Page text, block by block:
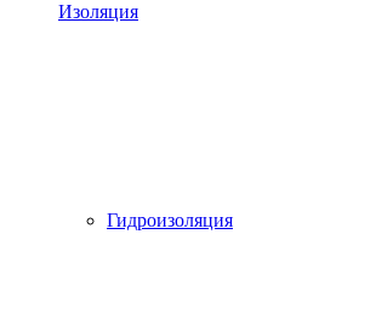
Изоляция
Гидроизоляция